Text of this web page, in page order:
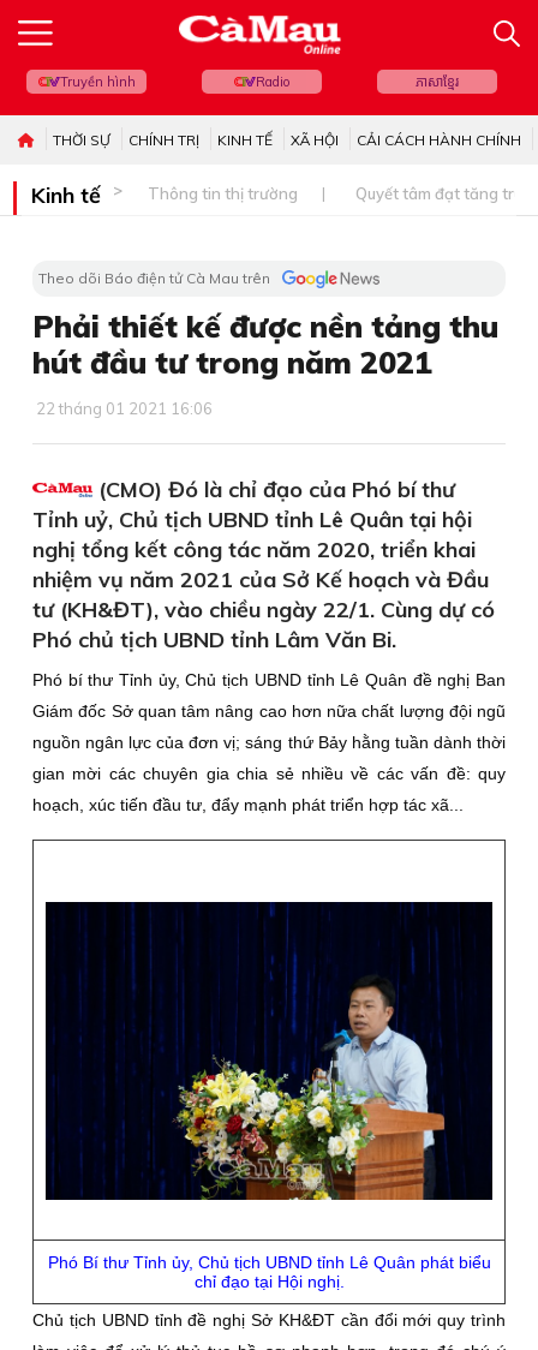
Truyền hình Radio ភាសាខ្មែរ
THỜI SỰ CHÍNH TRỊ KINH TẾ XÃ HỘI CẢI CÁCH HÀNH CHÍNH
Kinh tế Thông tin thị trường Quyết tâm đạt tăng
Theo dõi Báo điện tử Cà Mau trên
Phải thiết kế được nền tảng thu
hút đầu tư trong năm 2021
22 tháng 01 2021 16:06
(CMO) Đó là chỉ đạo của Phó bí thư
Tỉnh uỷ, Chủ tịch UBND tỉnh Lê Quân tại hội
nghị tổng kết công tác năm 2020, triển khai
nhiệm vụ năm 2021 của Sở Kế hoạch và Đầu
tư (KH&ĐT), vào chiều ngày 22/1. Cùng dự có
Phó chủ tịch UBND tỉnh Lâm Văn Bi.
Phó bí thư Tỉnh ủy, Chủ tịch UBND tỉnh Lê Quân đề nghị Ban
Giám đốc Sở quan tâm nâng cao hơn nữa chất lượng đội ngũ
nguồn ngân lực của đơn vị; sáng thứ Bảy hằng tuần dành thời
gian mời các chuyên gia chia sẻ nhiều về các vấn đề: quy
hoạch, xúc tiến đầu tư, đẩy mạnh phát triển hợp tác xã...
Phó Bí thư Tỉnh ủy, Chủ tịch UBND tỉnh Lê Quân phát biểu
chỉ đạo tại Hội nghị.
Chủ tịch UBND tỉnh đề nghị Sở KH&ĐT cần đổi mới quy trình